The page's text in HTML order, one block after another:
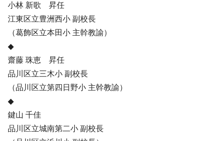
小林 新歌 昇任
江東区立豊洲西小 副校長
（葛飾区立本田小 主幹教諭）
◆
齋藤 珠恵 昇任
品川区立三木小 副校長
（品川区立第四日野小 主幹教諭）
◆
鍵山 千佳
品川区立城南第二小 副校長